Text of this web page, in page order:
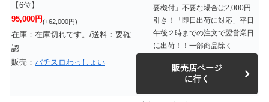
【6位】
95,000円(+62,000円)
在庫：在庫切れです。/送料：要確
認
販売： パチスロわっしょい
要機付」不要な場合は2,000円
引き！「即日出荷に対応」平日
午後２時までの注文で翌営業日
に出荷！！一部商品除く
販売店ページ
に行く